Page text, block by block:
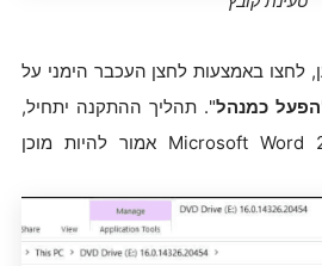
לחצו באמצעות לחצן העכבר הימני על
הפעל כמנהל". תהליך ההתקנה יתחיל,
ותוך מספר דקות, Microsoft Word 2003 אמור להיות מוכן